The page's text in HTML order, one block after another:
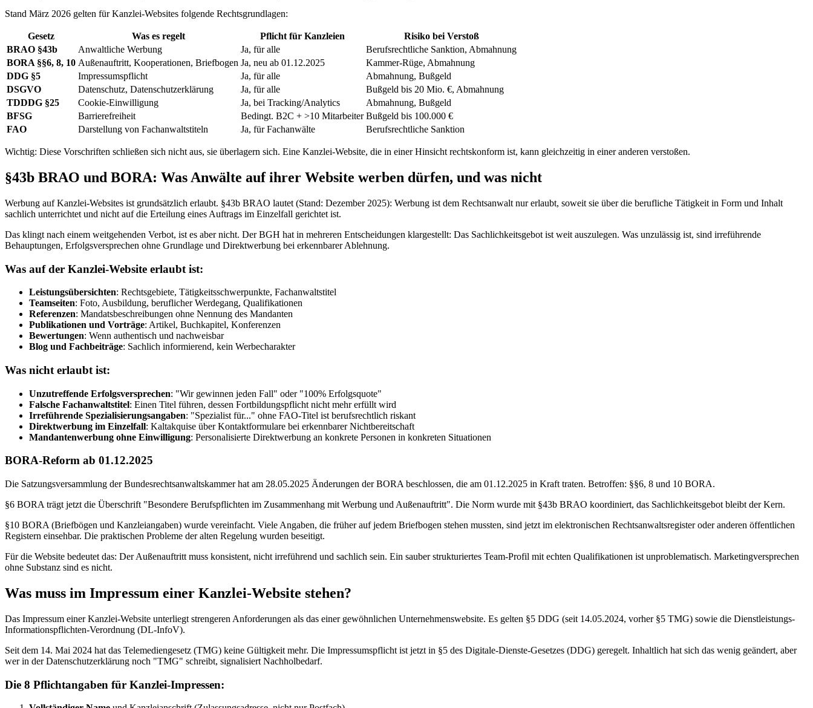
Stand März 2026 gelten für Kanzlei-Websites folgende Rechtsgrundlagen:
Gesetz Was es regelt Pflicht für Kanzleien
Risiko bei Verstoß
BRAO §43b
Anwaltliche Werbung Ja, für alle
Berufsrechtliche Sanktion, Abmahnung
BORA §§6, 8, 10 Außenauftritt, Kooperationen, Briefbogen Ja, neu ab 01.12.2025
Kammer-Rüge, Abmahnung
DDG §5
Impressumspflicht Ja, für alle
Abmahnung, Bußgeld
DSGVO
Datenschutz, Datenschutzerklärung Ja, für alle
Bußgeld bis 20 Mio. €, Abmahnung
TDDDG §25
Cookie-Einwilligung Ja, bei Tracking/Analytics
Abmahnung, Bußgeld
BFSG
Barrierefreiheit Bedingt. B2C + >10 Mitarbeiter Bußgeld bis 100.000 €
FAO
Darstellung von Fachanwaltstiteln Ja, für Fachanwälte Berufsrechtliche Sanktion
Wichtig: Diese Vorschriften schließen sich nicht aus, sie überlagern sich. Eine Kanzlei-Website, die in einer Hinsicht rechtskonform ist, kann gleichzeitig in einer anderen verstoßen.
§43b BRAO und BORA: Was Anwälte auf ihrer Website werben dürfen, und was nicht
Werbung auf Kanzlei-Websites ist grundsätzlich erlaubt. §43b BRAO lautet (Stand: Dezember 2025): Werbung ist dem Rechtsanwalt nur erlaubt, soweit sie über die berufliche Tätigkeit in Form und Inhalt
sachlich unterrichtet und nicht auf die Erteilung eines Auftrags im Einzelfall gerichtet ist.
Das klingt nach einem weitgehenden Verbot, ist es aber nicht. Der BGH hat in mehreren Entscheidungen klargestellt: Das Sachlichkeitsgebot ist weit auszulegen. Was unzulässig ist, sind irreführende
Behauptungen, Erfolgsversprechen ohne Grundlage und Direktwerbung bei erkennbarer Ablehnung.
Was auf der Kanzlei-Website erlaubt ist:
Leistungsübersichten: Rechtsgebiete, Tätigkeitsschwerpunkte, Fachanwaltstitel
Teamseiten: Foto, Ausbildung, beruflicher Werdegang, Qualifikationen
Referenzen: Mandatsbeschreibungen ohne Nennung des Mandanten
Publikationen und Vorträge: Artikel, Buchkapitel, Konferenzen
Bewertungen: Wenn authentisch und nachweisbar
Blog und Fachbeiträge: Sachlich informierend, kein Werbecharakter
Was nicht erlaubt ist:
Unzutreffende Erfolgsversprechen: "Wir gewinnen jeden Fall" oder "100% Erfolgsquote"
Falsche Fachanwaltstitel: Einen Titel führen, dessen Fortbildungspflicht nicht mehr erfüllt wird
Irreführende Spezialisierungsangaben: "Spezialist für..." ohne FAO-Titel ist berufsrechtlich riskant
Direktwerbung im Einzelfall: Kaltakquise über Kontaktformulare bei erkennbarer Nichtbereitschaft
Mandantenwerbung ohne Einwilligung: Personalisierte Direktwerbung an konkrete Personen in konkreten Situationen
BORA-Reform ab 01.12.2025
Die Satzungsversammlung der Bundesrechtsanwaltskammer hat am 28.05.2025 Änderungen der BORA beschlossen, die am 01.12.2025 in Kraft traten. Betroffen: §§6, 8 und 10 BORA.
§6 BORA trägt jetzt die Überschrift "Besondere Berufspflichten im Zusammenhang mit Werbung und Außenauftritt". Die Norm wurde mit §43b BRAO koordiniert, das Sachlichkeitsgebot bleibt der Kern.
§10 BORA (Briefbögen und Kanzleiangaben) wurde vereinfacht. Viele Angaben, die früher auf jedem Briefbogen stehen mussten, sind jetzt im elektronischen Rechtsanwaltsregister oder anderen öffentlichen
Registern einsehbar. Die praktischen Probleme der alten Regelung wurden beseitigt.
Für die Website bedeutet das: Der Außenauftritt muss konsistent, nicht irreführend und sachlich sein. Ein sauber strukturiertes Team-Profil mit echten Qualifikationen ist unproblematisch. Marketingversprechen
ohne Substanz sind es nicht.
Was muss im Impressum einer Kanzlei-Website stehen?
Das Impressum einer Kanzlei-Website unterliegt strengeren Anforderungen als das einer gewöhnlichen Unternehmenswebsite. Es gelten §5 DDG (seit 14.05.2024, vorher §5 TMG) sowie die Dienstleistungs-
Informationspflichten-Verordnung (DL-InfoV).
Seit dem 14. Mai 2024 hat das Telemediengesetz (TMG) keine Gültigkeit mehr. Die Impressumspflicht ist jetzt in §5 des Digitale-Dienste-Gesetzes (DDG) geregelt. Inhaltlich hat sich das wenig geändert, aber
wer in der Datenschutzerklärung noch "TMG" schreibt, signalisiert Nachholbedarf.
Die 8 Pflichtangaben für Kanzlei-Impressen: